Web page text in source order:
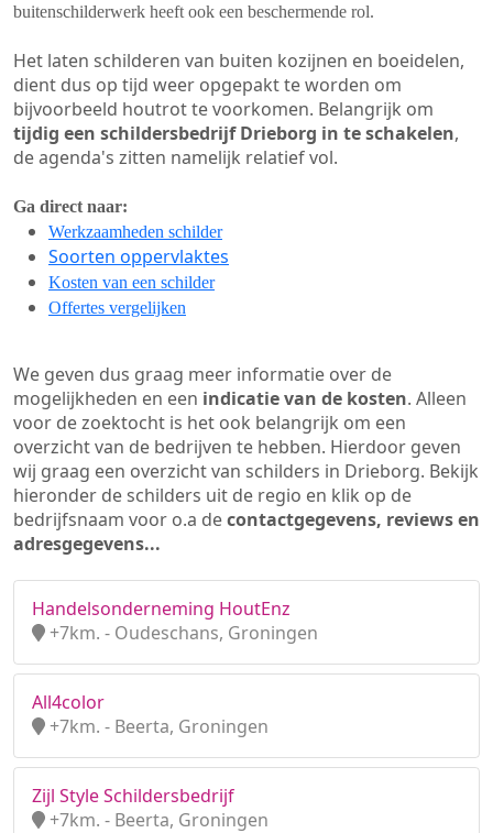
buitenschilderwerk heeft ook een beschermende rol.
Het laten schilderen van buiten kozijnen en boeidelen,
dient dus op tijd weer opgepakt te worden om
bijvoorbeeld houtrot te voorkomen. Belangrijk om
tijdig een schildersbedrijf Drieborg in te schakelen,
de agenda's zitten namelijk relatief vol.
Ga direct naar:
Werkzaamheden schilder
Soorten oppervlaktes
Kosten van een schilder
Offertes vergelijken
We geven dus graag meer informatie over de
mogelijkheden en een indicatie van de kosten. Alleen
voor de zoektocht is het ook belangrijk om een
overzicht van de bedrijven te hebben. Hierdoor geven
wij graag een overzicht van schilders in Drieborg. Bekijk
hieronder de schilders uit de regio en klik op de
bedrijfsnaam voor o.a decontactgegevens, reviews en
adresgegevens...
Handelsonderneming HoutEnz
+7km. - Oudeschans, Groningen
All4color
+7km. - Beerta, Groningen
Zijl Style Schildersbedrijf
+7km. - Beerta, Groningen